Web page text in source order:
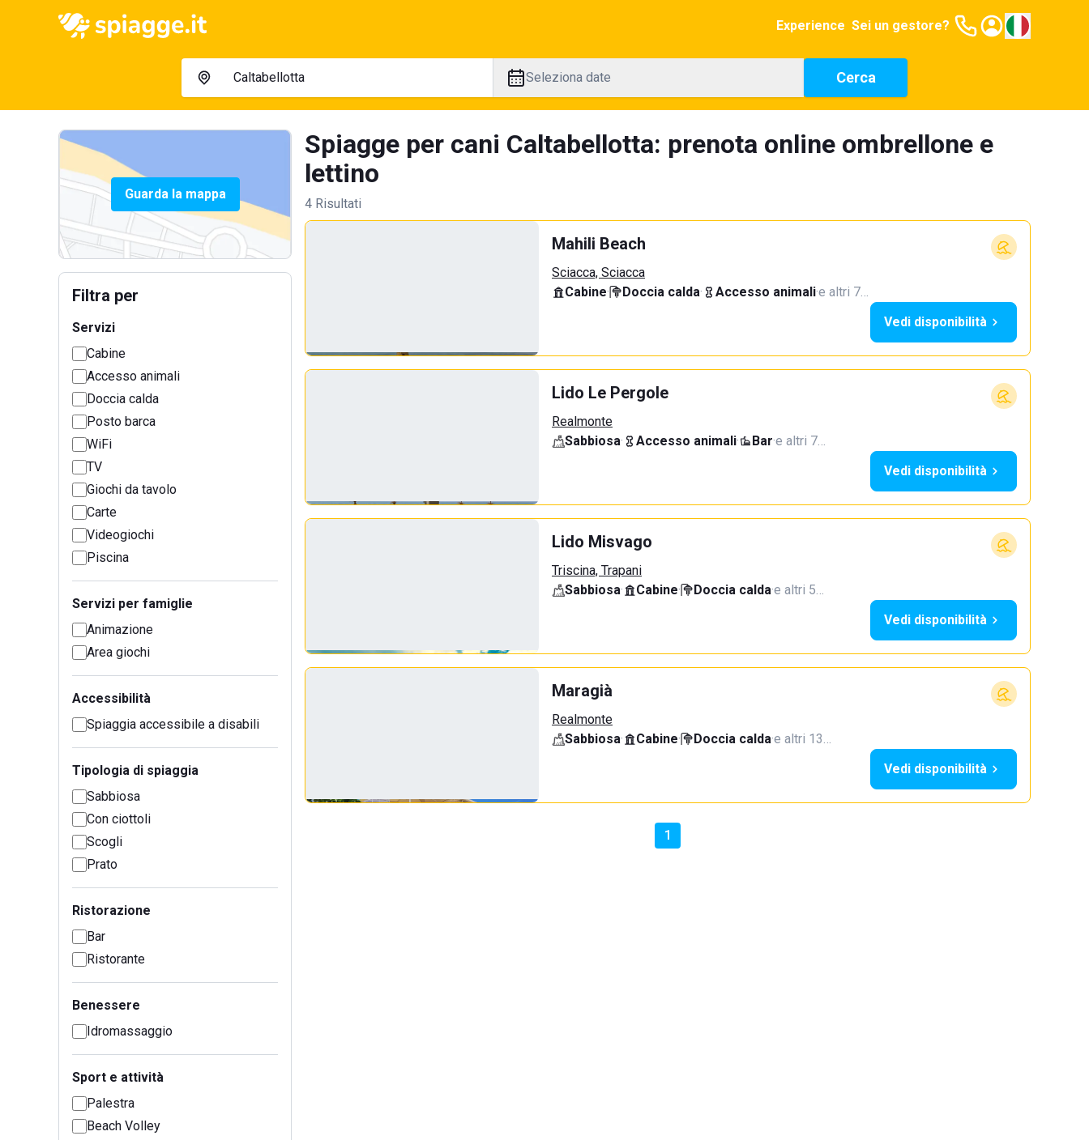
Experience Sei un gestore?
Seleziona date Cerca
Guarda la mappa
Filtra per
Servizi
Cabine
Accesso animali
Doccia calda
Posto barca
WiFi
TV
Giochi da tavolo
Carte
Videogiochi
Piscina
Servizi per famiglie
Animazione
Area giochi
Accessibilità
Spiaggia accessibile a disabili
Tipologia di spiaggia
Sabbiosa
Con ciottoli
Scogli
Prato
Ristorazione
Bar
Ristorante
Benessere
Idromassaggio
Sport e attività
Palestra
Beach Volley
Spiagge per cani Caltabellotta: prenota online ombrellone e
lettino
4 Risultati
Mahili Beach
Sciacca, Sciacca
Cabine· Doccia calda· Accesso animali·e altri 7…
Vedi disponibilità
Lido Le Pergole
Realmonte
Sabbiosa· Accesso animali· Bar·e altri 7…
Vedi disponibilità
Lido Misvago
Triscina, Trapani
Sabbiosa· Cabine· Doccia calda·e altri 5…
Vedi disponibilità
Maragià
Realmonte
Sabbiosa· Cabine· Doccia calda·e altri 13…
Vedi disponibilità
1